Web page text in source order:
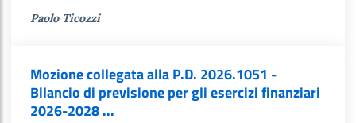
Paolo Ticozzi
Mozione collegata alla P.D. 2026.1051 -
Bilancio di previsione per gli esercizi finanziari
2026-2028 ...